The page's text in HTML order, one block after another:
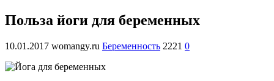
Польза йоги для беременных
10.01.2017 womangy.ru Беременность 2221 0